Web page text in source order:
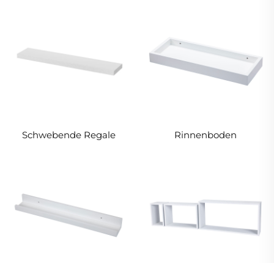
Schwebende Regale Rinnenboden